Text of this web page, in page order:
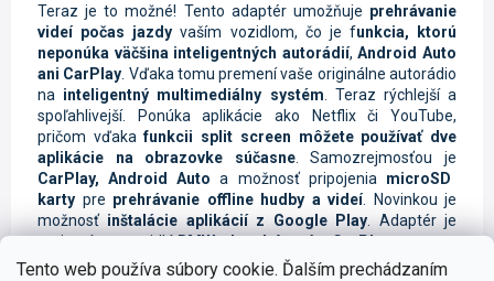
Tento web používa súbory cookie. Ďalším prechádzaním
Teraz je to možné! Tento adaptér umožňuje prehrávanie
videí počas jazdy vaším vozidlom, čo je funkcia, ktorú
neponúka väčšina inteligentných autorádií, Android Auto
ani CarPlay . Vďaka tomu premení vaše originálne autorádio
na inteligentný multimediálny systém . Teraz rýchlejší a
spoľahlivejší. Ponúka aplikácie ako Netflix či YouTube,
pričom vďakafunkcii split screen môžete používať dve
aplikácie na obrazovke súčasne. Samozrejmosťou je
CarPlay, Android Autoa možnosť pripojenia microSD
karty pre prehrávanie offline hudby a videí. Novinkou je
možnosť inštalácie aplikácií z Google Play. Adaptér je
vyvinutý pre vozidláBMW s bezdrôtovým CarPlay.